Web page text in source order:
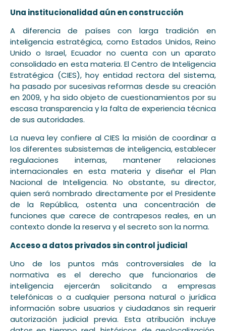
Una institucionalidad aún en construcción
A diferencia de países con larga tradición en
inteligencia estratégica, como Estados Unidos, Reino
Unido o Israel, Ecuador no cuenta con un aparato
consolidado en esta materia. El Centro de Inteligencia
Estratégica (CIES), hoy entidad rectora del sistema,
ha pasado por sucesivas reformas desde su creación
en 2009, y ha sido objeto de cuestionamientos por su
escasa transparencia y la falta de experiencia técnica
de sus autoridades.
La nueva ley confiere al CIES la misión de coordinar a
los diferentes subsistemas de inteligencia, establecer
regulaciones internas, mantener relaciones
internacionales en esta materia y diseñar el Plan
Nacional de Inteligencia. No obstante, su director,
quien será nombrado directamente por el Presidente
de la República, ostenta una concentración de
funciones que carece de contrapesos reales, en un
contexto donde la reserva y el secreto son la norma.
Acceso a datos privados sin control judicial
Uno de los puntos más controversiales de la
normativa es el derecho que funcionarios de
inteligencia ejercerán solicitando a empresas
telefónicas o a cualquier persona natural o jurídica
información sobre usuarios y ciudadanos sin requerir
autorización judicial previa. Esta atribución incluye